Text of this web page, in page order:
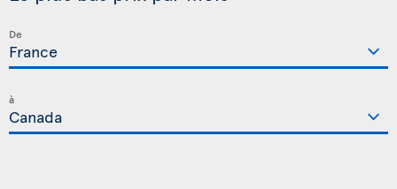
De
à